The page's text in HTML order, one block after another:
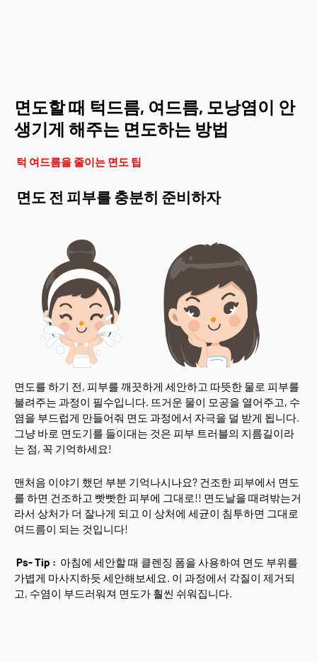
면도할 때 턱드름, 여드름, 모낭염이 안
생기게 해주는 면도하는 방법
턱 여드름을 줄이는 면도 팁
면도 전 피부를 충분히 준비하자
면도를 하기 전, 피부를 깨끗하게 세안하고 따뜻한 물로 피부를
불려주는 과정이 필수입니다. 뜨거운 물이 모공을 열어주고, 수
염을 부드럽게 만들어줘 면도 과정에서 자극을 덜 받게 됩니다.
그냥 바로 면도기를 들이대는 것은 피부 트러블의 지름길이라
는 점, 꼭 기억하세요!
맨처음 이야기 했던 부분 기억나시나요? 건조한 피부에서 면도
를 하면 건조하고 빳빳한 피부에 그대로!! 면도날을 때려밖는거
라서 상처가 더 잘나게 되고 이 상처에 세균이 침투하면 그대로
여드름이 되는 것입니다!
Ps- Tip : 아침에 세안할 때 클렌징 폼을 사용하여 면도 부위를
가볍게 마사지하듯 세안해보세요. 이 과정에서 각질이 제거되
고, 수염이 부드러워져 면도가 훨씬 쉬워집니다.